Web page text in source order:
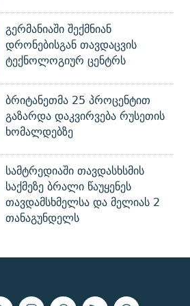
გერმანიაში შექმნიან
დრონებისგან თავდაცვის
ტექნოლოგიურ ცენტრს
ბრიტანეთმა 25 პროცენტით
გაზარდა დაკვირვება რუსეთის
ხომალდებზე
სამტრედიაში თავდასხსმის
საქმეზე ბრალი წაუყენეს
თავდამსხმელსა და მელიას 2
თანაგუნდელს